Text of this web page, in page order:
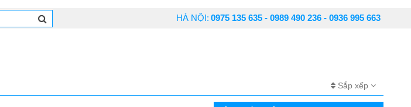
HÀ NỘI: 0975 135 635 - 0989 490 236 - 0936 995 663
Sắp xếp